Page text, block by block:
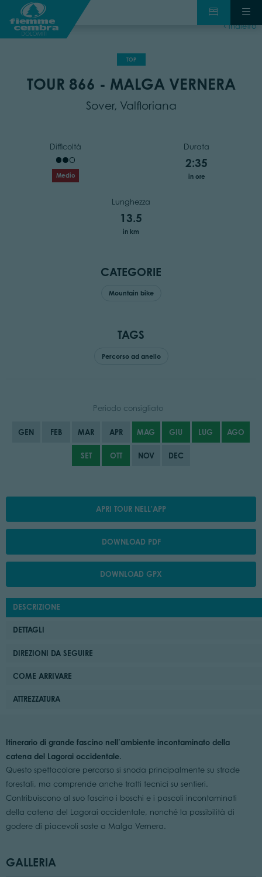
indietro
TOP
TOUR 866 - MALGA VERNERA
Sover, Valfloriana
Difficoltà
Medio
Durata
2:35
in ore
Lunghezza
13.5
in km
CATEGORIE
Mountain bike
TAGS
Percorso ad anello
Periodo consigliato
GEN FEB MAR APR MAG GIU LUG AGO
SET OTT NOV DEC
APRI TOUR NELL'APP
DOWNLOAD PDF
DOWNLOAD GPX
DESCRIZIONE
DETTAGLI
DIREZIONI DA SEGUIRE
COME ARRIVARE
ATTREZZATURA
Itinerario di grande fascino nell’ambiente incontaminato della
catena del Lagorai occidentale.
Questo spettacolare percorso si snoda principalmente su strade
forestali, ma comprende anche tratti tecnici su sentieri.
Contribuiscono al suo fascino i boschi e i pascoli incontaminati
della catena del Lagorai occidentale, nonché la possibilità di
godere di piacevoli soste a Malga Vernera.
GALLERIA